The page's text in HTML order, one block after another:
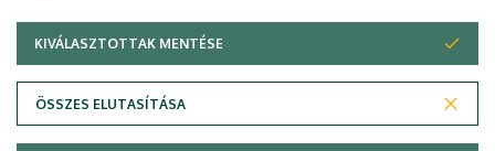
Adatvédelem
KIVÁLASZTOTTAK MENTÉSE
ÖSSZES ELUTASÍTÁSA
WITHDRAW CONSENT